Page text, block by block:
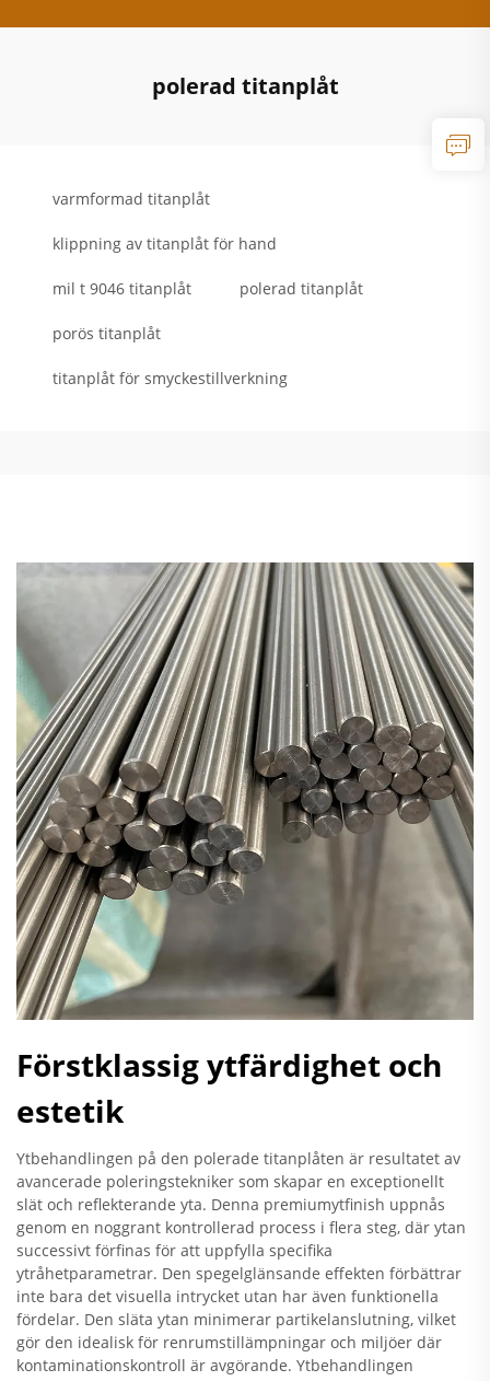
polerad titanplåt
varmformad titanplåt
klippning av titanplåt för hand
mil t 9046 titanplåt polerad titanplåt
porös titanplåt
titanplåt för smyckestillverkning
Förstklassig ytfärdighet och
estetik
Ytbehandlingen på den polerade titanplåten är resultatet av
avancerade poleringstekniker som skapar en exceptionellt
slät och reflekterande yta. Denna premiumytfinish uppnås
genom en noggrant kontrollerad process i flera steg, där ytan
successivt förfinas för att uppfylla specifika
ytråhetparametrar. Den spegelglänsande effekten förbättrar
inte bara det visuella intrycket utan har även funktionella
fördelar. Den släta ytan minimerar partikelanslutning, vilket
gör den idealisk för renrumstillämpningar och miljöer där
kontaminationskontroll är avgörande. Ytbehandlingen